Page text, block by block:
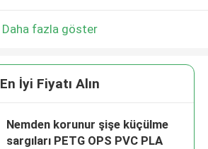
Daha fazla göster
En İyi Fiyatı Alın
Nemden korunur şişe küçülme
sargıları PETG OPS PVC PLA